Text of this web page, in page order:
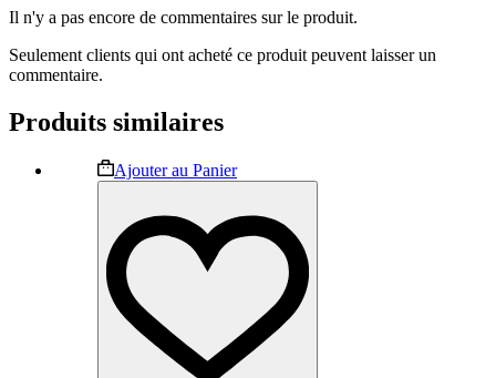
Il n'y a pas encore de commentaires sur le produit.
Seulement clients qui ont acheté ce produit peuvent laisser un
commentaire.
Produits similaires
Ajouter au PanierCe
produit
plusieurs
variations.
options
peuvent
être
choisies
sur